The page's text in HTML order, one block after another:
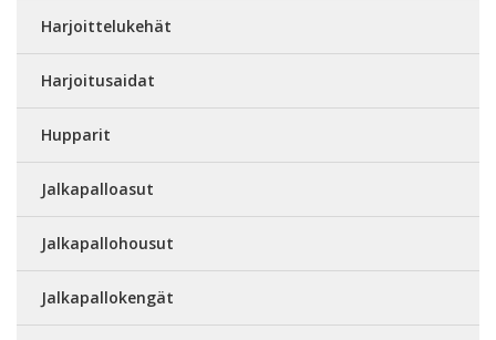
Harjoittelukehät
Harjoitusaidat
Hupparit
Jalkapalloasut
Jalkapallohousut
Jalkapallokengät